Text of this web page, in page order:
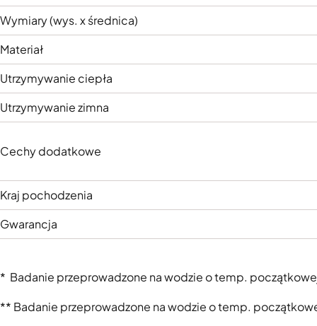
Wymiary (wys. x średnica)
Materiał
Utrzymywanie ciepła
Utrzymywanie zimna
Cechy dodatkowe
Kraj pochodzenia
Gwarancja
* Badanie przeprowadzone na wodzie o temp.
** Badanie przeprowadzone na wodzie o temp.